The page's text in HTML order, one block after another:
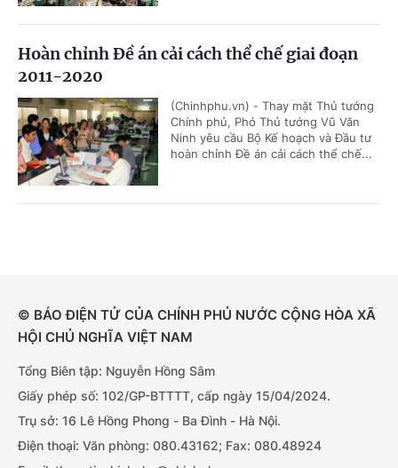
Hoàn chỉnh Đề án cải cách thể chế giai đoạn
2011-2020
(Chinhphu.vn) - Thay mặt Thủ tướng
Chính phủ, Phó Thủ tướng Vũ Văn
Ninh yêu cầu Bộ Kế hoạch và Đầu tư
hoàn chỉnh Đề án cải cách thể chế...
© BÁO ĐIỆN TỬ CỦA CHÍNH PHỦ NƯỚC CỘNG HÒA XÃ
HỘI CHỦ NGHĨA VIỆT NAM
Tổng Biên tập: Nguyễn Hồng Sâm
Giấy phép số: 102/GP-BTTTT, cấp ngày 15/04/2024.
Trụ sở: 16 Lê Hồng Phong - Ba Đình - Hà Nội.
Điện thoại: Văn phòng: 080.43162; Fax: 080.48924